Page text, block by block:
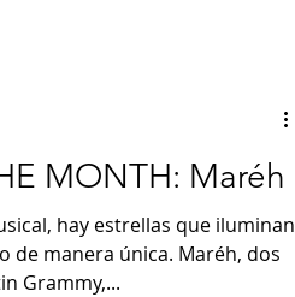
MONTH: Maréh
hay estrellas que iluminan
de manera única. Maréh, dos
Grammy,...